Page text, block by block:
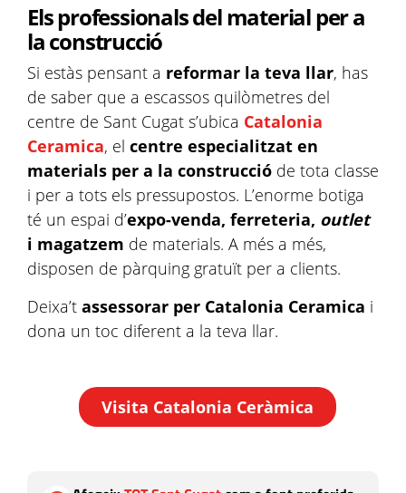
Els professionals del material per a
la construcció
Si estàs pensant a reformar la teva llar, has
de saber que a escassos quilòmetres del
centre de Sant Cugat s’ubica Catalonia
Ceramica, el centre especialitzat en
materials per a la construcció de tota classe
i per a tots els pressupostos. L’enorme botiga
té un espai d’expo-venda, ferreteria, outlet
i magatzem de materials. A més a més,
disposen de pàrquing gratuït per a clients.
Deixa’t assessorar per Catalonia Ceramica i
dona un toc diferent a la teva llar.
Visita Catalonia Ceràmica